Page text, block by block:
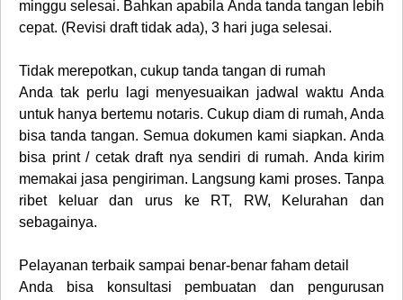
minggu selesai. Bahkan apabila Anda tanda tangan lebih
cepat. (Revisi draft tidak ada), 3 hari juga selesai.
Tidak merepotkan, cukup tanda tangan di rumah
Anda tak perlu lagi menyesuaikan jadwal waktu Anda
untuk hanya bertemu notaris. Cukup diam di rumah, Anda
bisa tanda tangan. Semua dokumen kami siapkan. Anda
bisa print / cetak draft nya sendiri di rumah. Anda kirim
memakai jasa pengiriman. Langsung kami proses. Tanpa
ribet keluar dan urus ke RT, RW, Kelurahan dan
sebagainya.
Pelayanan terbaik sampai benar-benar faham detail
Anda bisa konsultasi pembuatan dan pengurusan